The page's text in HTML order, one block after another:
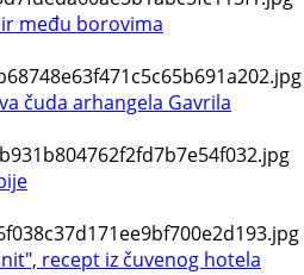
među borovima
čuda arhangela Gavrila
recept iz čuvenog hotela